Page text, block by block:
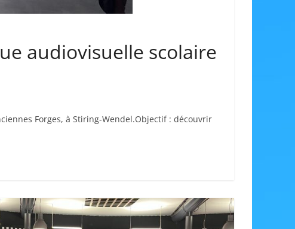
audiovisuelle scolaire
Forges, à Stiring-Wendel.Objectif : découvrir